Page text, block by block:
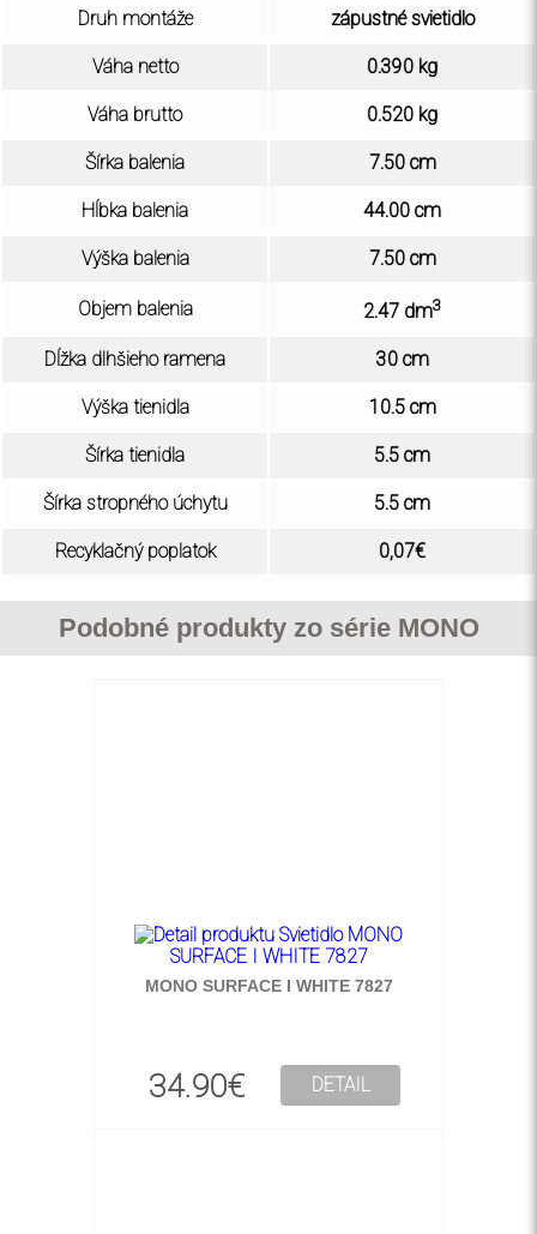
Druh montáže zápustné svietidlo
Váha netto 0.390 kg
Váha brutto 0.520 kg
Šírka balenia 7.50 cm
Hĺbka balenia 44.00 cm
Výška balenia 7.50 cm
Objem balenia 2.47 dm3
Dĺžka dlhšieho ramena 30 cm
Výška tienidla 10.5 cm
Šírka tienidla 5.5 cm
Šírka stropného úchytu 5.5 cm
Recyklačný poplatok 0,07€
Podobné produkty zo série MONO
MONO SURFACE I WHITE 7827
34.90€ DETAIL